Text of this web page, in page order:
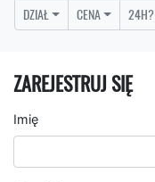
DZIAŁ CENA 24H?
ZAREJESTRUJ SIĘ
Imię